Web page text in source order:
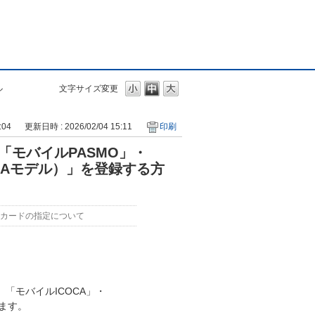
文字サイズ変更
更新日時 : 2026/02/04 15:11 印刷
モバイルPASMO」・
モデル）」を登録する方
ードの指定について
モバイルICOCA」・
す。